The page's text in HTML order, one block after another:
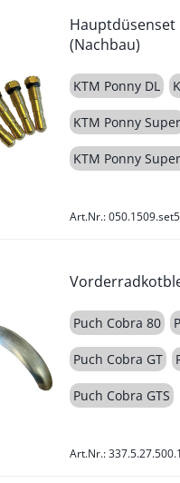
Hauptdüsenset
(Nachbau)
KTM Ponny DL
KTM Ponny Super
KTM Ponny
Art.Nr.:
Puch Cobra 80
Puch Cobra GT
Puch Cobra GTS
Art.Nr.: 337.5.27.500.1